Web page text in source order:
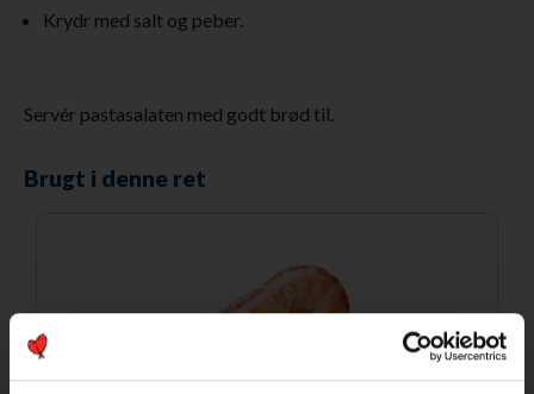
Krydr med salt og peber.
Servér pastasalaten med godt brød til.
Brugt i denne ret